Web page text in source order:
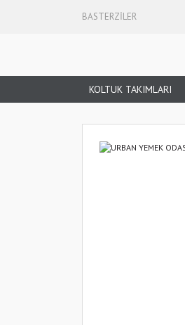
BASTERZİLER
KOLTUK TAKIMLARI